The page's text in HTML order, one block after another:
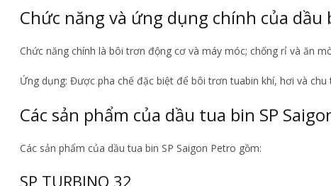
Chức năng và ứng dụng chính của dầu
Chức năng chính là bôi trơn động cơ và máy móc; chống rỉ và ăn
Ứng dụng: Được pha chế đặc biệt để bôi trơn tuabin khí, hơi và chu
Các sản phẩm của dầu tua bin SP
Các sản phẩm của dầu tua bin SP Saigon Petro gồm:
SP TURBINO 32